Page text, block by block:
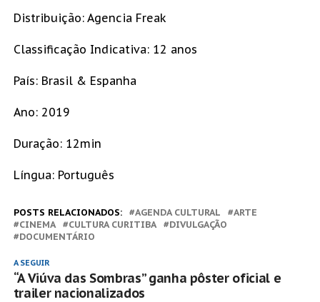
Distribuição: Agencia Freak
Classificação Indicativa: 12 anos
País: Brasil & Espanha
Ano: 2019
Duração: 12min
Língua: Português
POSTS RELACIONADOS: AGENDA CULTURAL
ARTE
CINEMA
CULTURA CURITIBA
DIVULGAÇÃO
DOCUMENTÁRIO
A SEGUIR
“A Viúva das Sombras” ganha pôster oficial e
trailer nacionalizados